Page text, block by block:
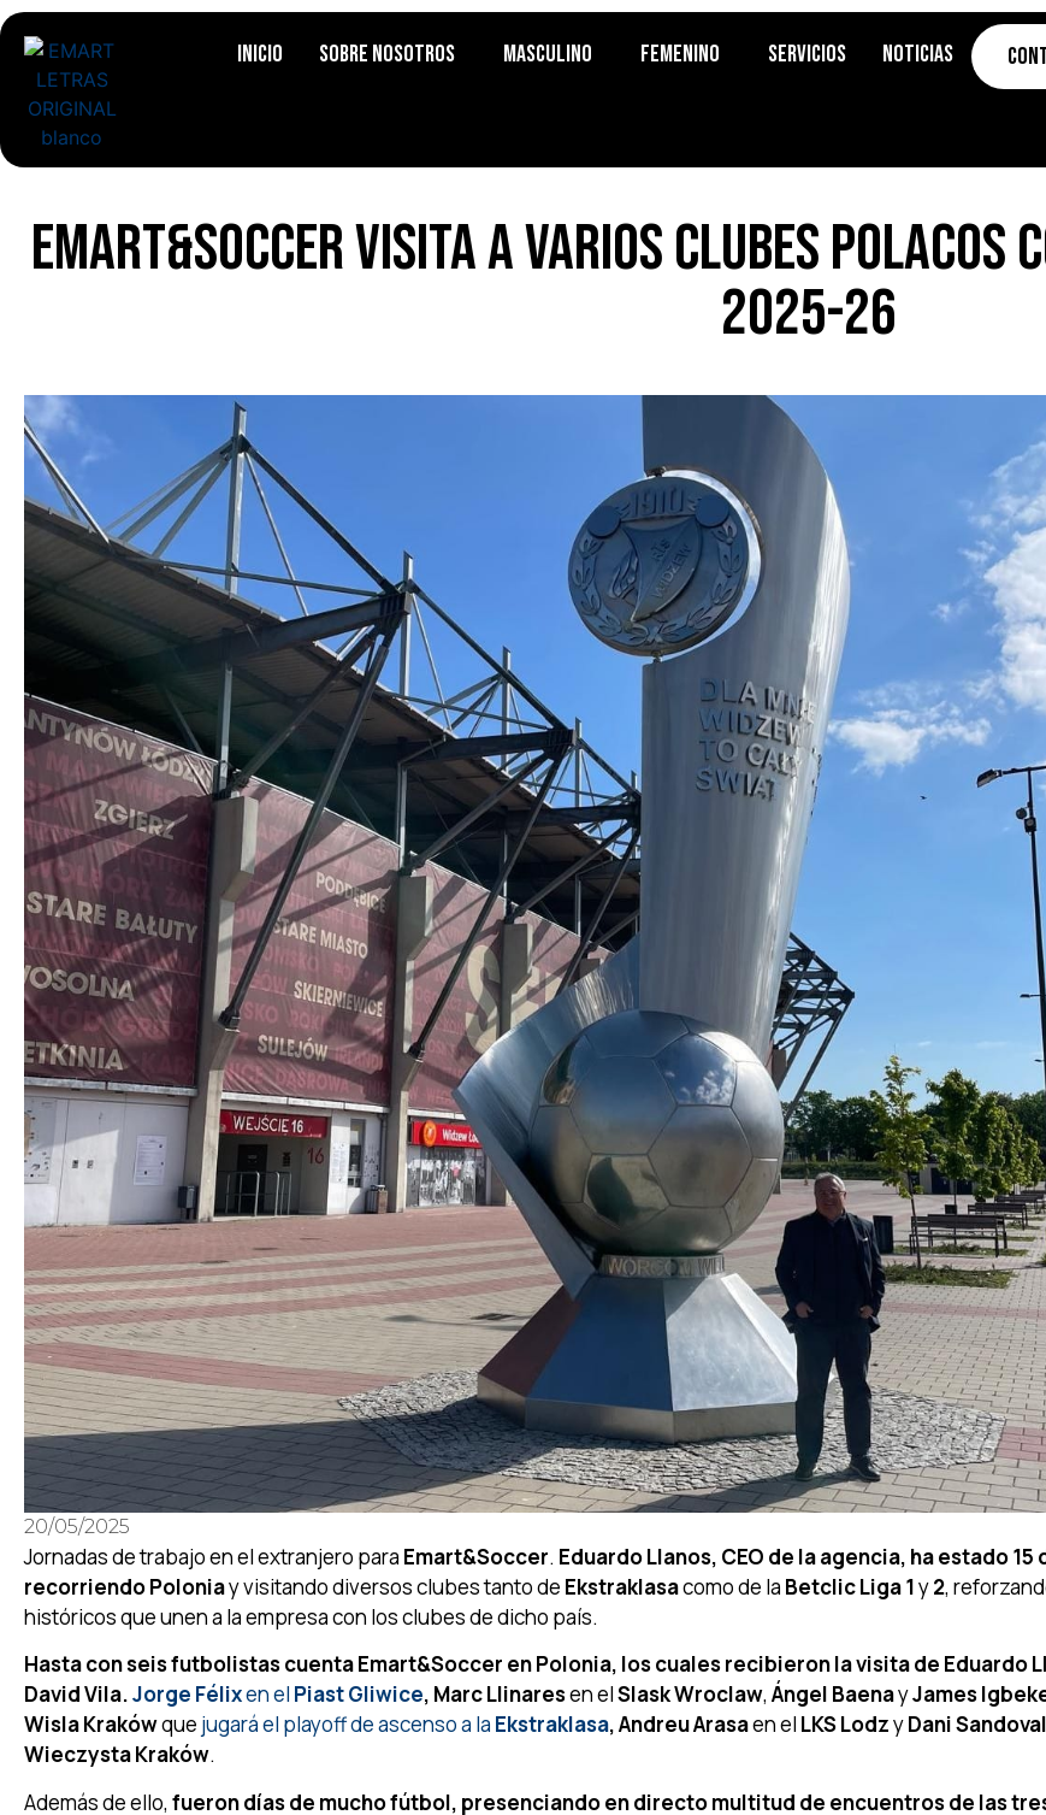
Inicio Sobre Nosotros Masculino Femenino Servicios Noticias
Emart&Soccer visita a varios clubes polacos
2025-26
20/05/2025
Jornadas de trabajo en el extranjero para Emart&Soccer. Eduardo Llanos, CEO de la agencia, ha estado 15
recorriendo Poloniay visitando diversos clubes tanto de Ekstraklasacomo de la Betclic Liga 1y2,
históricos que unen a la empresa con los clubes de dicho país.
Hasta con seis futbolistas cuenta Emart&Soccer en Polonia, los cuales recibieron la visita de Eduardo
David Vila.Jorge Félixen el Piast Gliwice, Marc Llinaresen elSlask Wroclaw, Ángel BaenayJames
Wisla Krakówque jugará el playoff de ascenso a la Ekstraklasa, Andreu Arasaen el LKS LodzyDani Sandoval
Wieczysta Kraków.
Además de ello, fueron días de mucho fútbol, presenciando en directo multitud de encuentros de las